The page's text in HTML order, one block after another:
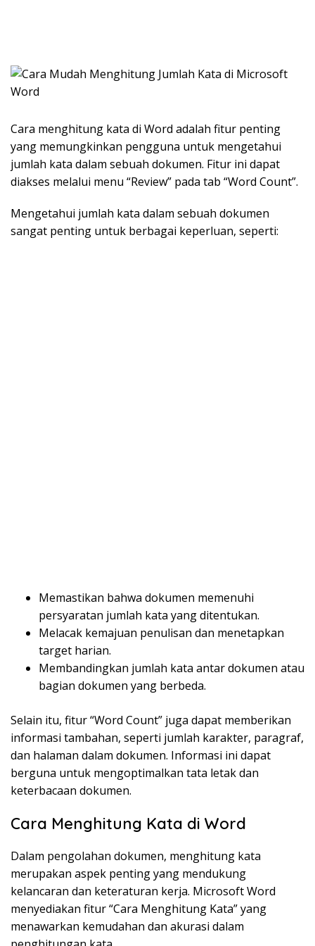
Cara menghitung kata di Word adalah fitur penting
yang memungkinkan pengguna untuk mengetahui
jumlah kata dalam sebuah dokumen. Fitur ini dapat
diakses melalui menu “Review” pada tab “Word Count”.
Mengetahui jumlah kata dalam sebuah dokumen
sangat penting untuk berbagai keperluan, seperti:
Memastikan bahwa dokumen memenuhi
persyaratan jumlah kata yang ditentukan.
Melacak kemajuan penulisan dan menetapkan
target harian.
Membandingkan jumlah kata antar dokumen atau
bagian dokumen yang berbeda.
Selain itu, fitur “Word Count” juga dapat memberikan
informasi tambahan, seperti jumlah karakter, paragraf,
dan halaman dalam dokumen. Informasi ini dapat
berguna untuk mengoptimalkan tata letak dan
keterbacaan dokumen.
Cara Menghitung Kata di Word
Dalam pengolahan dokumen, menghitung kata
merupakan aspek penting yang mendukung
kelancaran dan keteraturan kerja. Microsoft Word
menyediakan fitur “Cara Menghitung Kata” yang
menawarkan kemudahan dan akurasi dalam